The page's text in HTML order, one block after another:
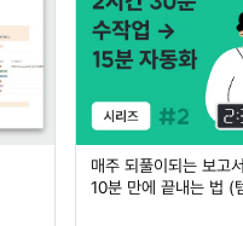
매주 되풀이되는 보고
10분 만에 끝내는 법 (